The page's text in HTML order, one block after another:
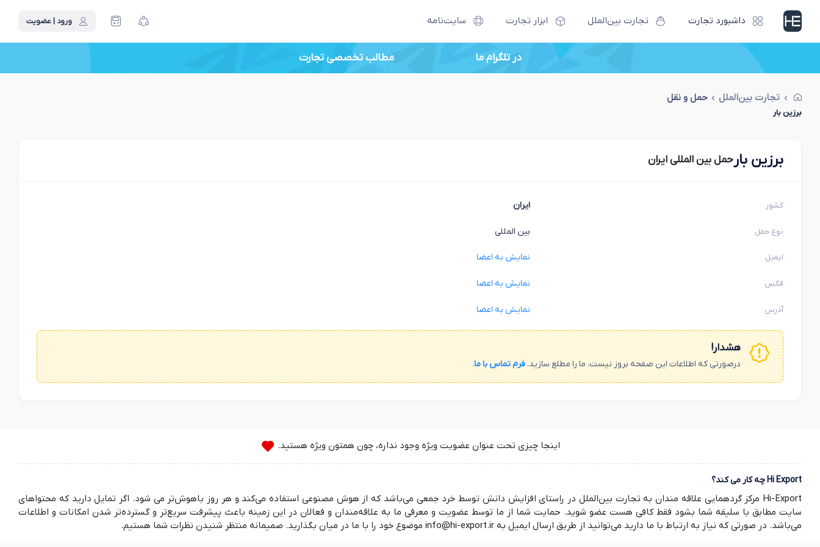
داشبورد تجارت تجارت بین‌الملل ابزار تجارت سایت‌نامه ورود | عضویت
در تلگرام ما مطالب تخصصی تجارت
تجارت بین‌الملل حمل و نقل
برزین بار
برزین بارحمل بین المللی ایران
کشور ایران
نوع حمل بین المللی
ایمیل نمایش به اعضا
فکس نمایش به اعضا
آدرس نمایش به اعضا
هشدار!
درصورتی که اطلاعات این صفحه بروز نیست، ما را مطلع سازید. فرم تماس با ما.
اینجا چیزی تحت عنوان عضویت ویژه وجود نداره، چون همتون ویژه هستید.
Hi Export چه کار می کند؟
Hi-Export مرکز گردهمایی علاقه مندان به تجارت بین‌الملل در راستای افزایش دانش توسط خرد جمعی می‌باشد که از هوش مصنوعی استفاده می‌کند و هر روز باهوش‌تر می شود. اگر تمایل دارید که محتواهای
سایت مطابق با سلیقه شما بشود فقط کافی هست عضو شوید. حمایت شما از ما توسط عضویت و معرفی ما به علاقه‌مندان و فعالان در این زمینه باعث پیشرفت سریع‌تر و گسترده‌تر شدن امکانات و اطلاعات
می‌باشد. در صورتی که نیاز به ارتباط با ما دارید می‌توانید از طریق ارسال ایمیل به info@hi-export.ir موضوع خود را با ما در میان بگذارید. صمیمانه منتظر شنیدن نظرات شما هستیم.